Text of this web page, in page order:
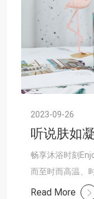
2023-09-26
畅享沐浴时刻
而至时而高温、
次洗完澡后身上
Read More